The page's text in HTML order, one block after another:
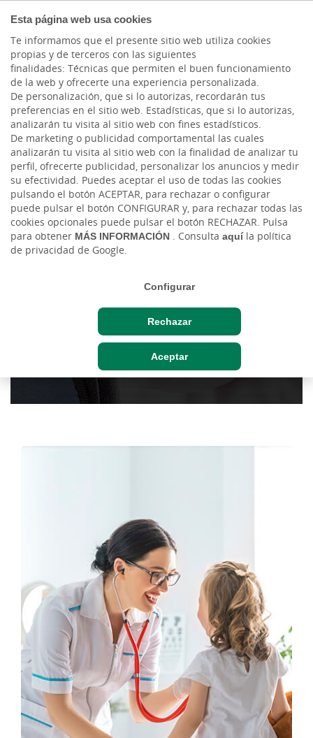
Esta página web usa cookies
Te informamos que el presente sitio web utiliza cookies
propias y de terceros con las siguientes
finalidades: Técnicas que permiten el buen funcionamiento
de la web y ofrecerte una experiencia personalizada.
De personalización, que si lo autorizas, recordarán tus
preferencias en el sitio web. Estadísticas, que si lo autorizas,
analizarán tu visita al sitio web con fines estadísticos.
De marketing o publicidad comportamental las cuales
analizarán tu visita al sitio web con la finalidad de analizar tu
perfil, ofrecerte publicidad, personalizar los anuncios y medir
su efectividad. Puedes aceptar el uso de todas las cookies
pulsando el botón ACEPTAR, para rechazar o configurar
puede pulsar el botón CONFIGURAR y, para rechazar todas las
cookies opcionales puede pulsar el botón RECHAZAR. Pulsa
para obtener MÁS INFORMACIÓN . Consulta aquíla política
de privacidad de Google.
Configurar
Rechazar
Aceptar
SEGUROS
Seguro de Salud
Asistencia Primaria, Especialistas y
Hospitalización
¿TE AYUDAMOS?
Solicitar asesoramiento